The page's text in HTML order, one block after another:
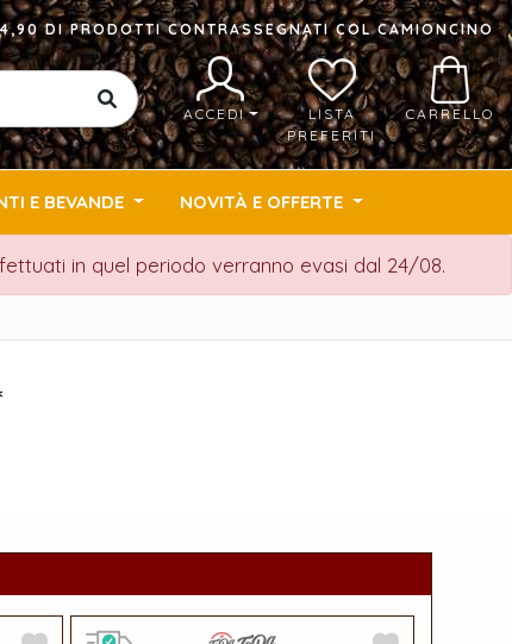
DI PRODOTTI CONTRASSEGNATI COL CAMIONCINO
ACCEDI
LISTA
PREFERITI
CARRELLO
E BEVANDE NOVITÀ E OFFERTE
in quel periodo verranno evasi dal 24/08.